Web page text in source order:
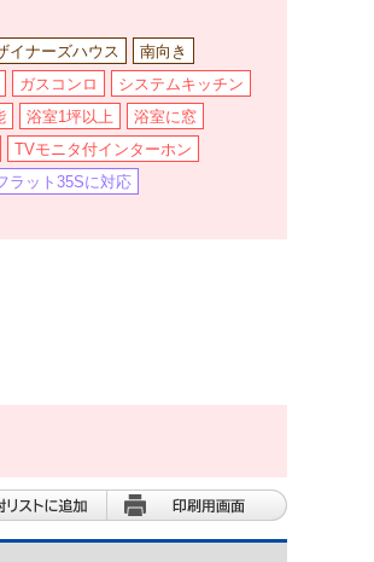
イナーズハウス
南向き
ガスコンロ
システムキッチン
浴室1坪以上
浴室に窓
TVモニタ付インターホン
ラット35Sに対応